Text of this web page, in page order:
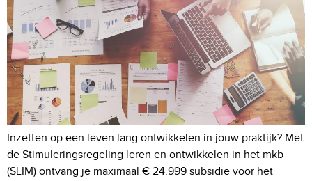
Inzetten op een leven lang ontwikkelen in jouw praktijk? Met
de Stimuleringsregeling leren en ontwikkelen in het mkb
(SLIM) ontvang je maximaal € 24.999 subsidie voor het